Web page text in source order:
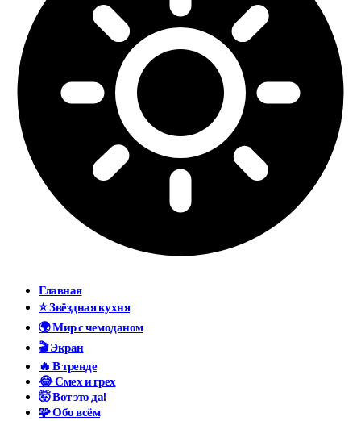
Главная
⭐ Звёздная кухня
🌍 Мир с чемоданом
🎬 Экран
🔥 В тренде
😂 Смех и грех
🤯 Вот это да!
🧩 Обо всём